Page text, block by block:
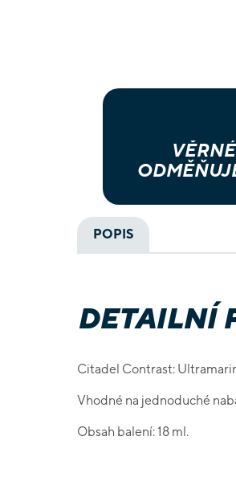
VĚRNÉ
POPIS
DETAILNÍ
Citadel Contrast:
Vhodné na jednoduché
Obsah balení: 18 ml.